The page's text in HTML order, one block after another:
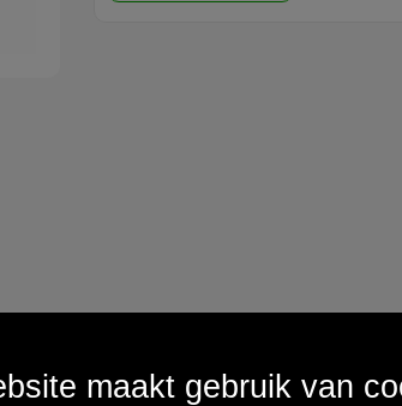
maakt gebruik van